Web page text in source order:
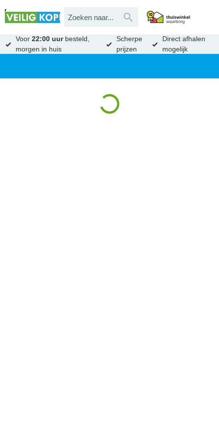
Voor22:00 uurbesteld,
morgen in huis
Scherpe
prijzen
Direct afhalen
mogelijk